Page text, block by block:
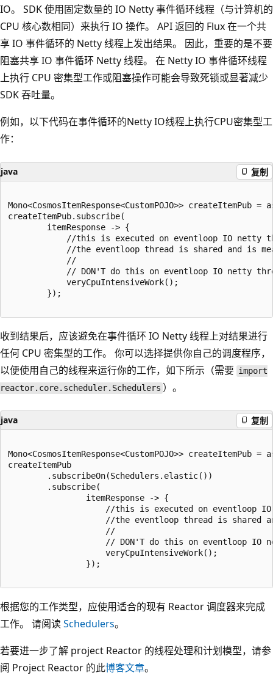
IO。 SDK 使用固定数量的 IO Netty 事件循环线程（与计算机的
CPU 核心数相同）来执行 IO 操作。 API 返回的 Flux 在一个共
享 IO 事件循环的 Netty 线程上发出结果。 因此，重要的是不要
阻塞共享 IO 事件循环 Netty 线程。 在 Netty IO 事件循环线程
上执行 CPU 密集型工作或阻塞操作可能会导致死锁或显著减少
SDK 吞吐量。
例如，以下代码在事件循环的Netty IO线程上执行CPU密集型工
作：
java 复制
Mono<CosmosItemResponse<CustomPOJO>>
createItemPub.subscribe(
        itemResponse -> {
//this is executed on eventloop IO netty
//the eventloop thread is shared and is
            //
// DON'T do this on eventloop IO netty
            veryCpuIntensiveWork();
        });
收到结果后，应该避免在事件循环 IO Netty 线程上对结果进行
任何 CPU 密集型的工作。 你可以选择提供你自己的调度程序，
以便使用自己的线程来运行你的工作，如下所示（需要 import
reactor.core.scheduler.Schedulers ）。
java 复制
Mono<CosmosItemResponse<CustomPOJO>>
createItemPub
        .subscribeOn(Schedulers.elastic())
        .subscribe(
                itemResponse -> {
//this is executed on eventloop
//the eventloop thread is shared
                    //
// DON'T do this on eventloop IO
                    veryCpuIntensiveWork();
                });
根据您的工作类型，应使用适合的现有 Reactor 调度器来完成
工作。 请阅读Schedulers。
若要进一步了解 project Reactor 的线程处理和计划模型，请参
阅 Project Reactor 的此博客文章。